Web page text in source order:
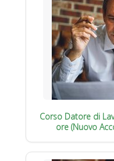
Corso Datore di
ore (Nuovo